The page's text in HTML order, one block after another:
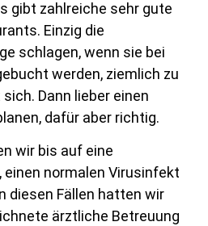
gibt zahlreiche sehr gute
Einzig die
schlagen, wenn sie bei
werden, ziemlich zu
Dann lieber einen
dafür aber richtig.
wir bis auf eine
normalen Virusinfekt
diesen Fällen hatten wir
ärztliche Betreuung